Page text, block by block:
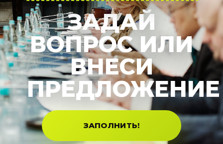
ЗАДАЙ
ВОПРОС ИЛИ
ВНЕСИ
ПРЕДЛОЖЕНИЕ
ЗАПОЛНИТЬ!